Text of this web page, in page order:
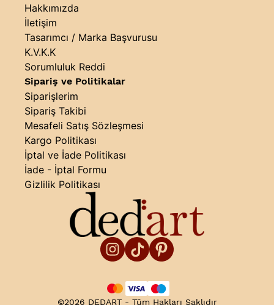
Hakkımızda
İletişim
Tasarımcı / Marka Başvurusu
K.V.K.K
Sorumluluk Reddi
Sipariş ve Politikalar
Siparişlerim
Sipariş Takibi
Mesafeli Satış Sözleşmesi
Kargo Politikası
İptal ve İade Politikası
İade - İptal Formu
Gizlilik Politikası
©2026 DEDART - Tüm Hakları Saklıdır